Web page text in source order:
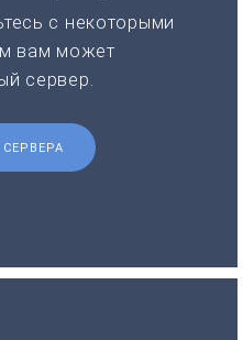
с некоторыми
вам может
сервер.